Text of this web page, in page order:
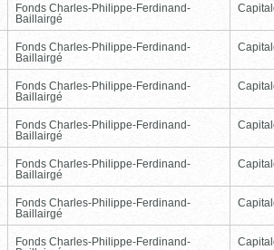
Fonds Charles-Philippe-Ferdinand-
Baillairgé
Fonds Charles-Philippe-Ferdinand-
Baillairgé
Fonds Charles-Philippe-Ferdinand-
Baillairgé
Fonds Charles-Philippe-Ferdinand-
Baillairgé
Fonds Charles-Philippe-Ferdinand-
Baillairgé
Fonds Charles-Philippe-Ferdinand-
Baillairgé
Fonds Charles-Philippe-Ferdinand-